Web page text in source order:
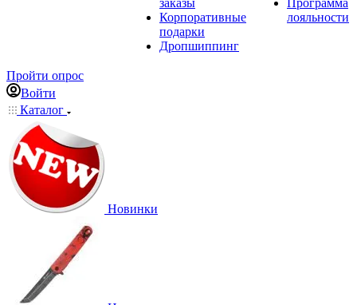
заказы
Корпоративные
подарки
Дропшиппинг
Программа
лояльности
Пройти опрос
Войти
Каталог
Новинки